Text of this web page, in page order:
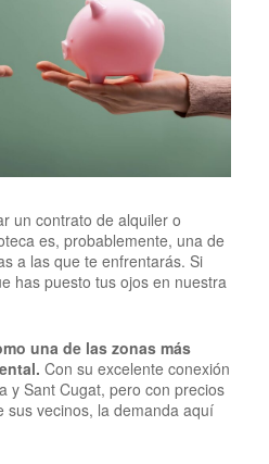
un contrato de alquiler o
es, probablemente, una de
a las que te enfrentarás. Si
has puesto tus ojos en nuestra
una de las zonas más
Con su excelente conexión
y Sant Cugat, pero con precios
sus vecinos, la demanda aquí